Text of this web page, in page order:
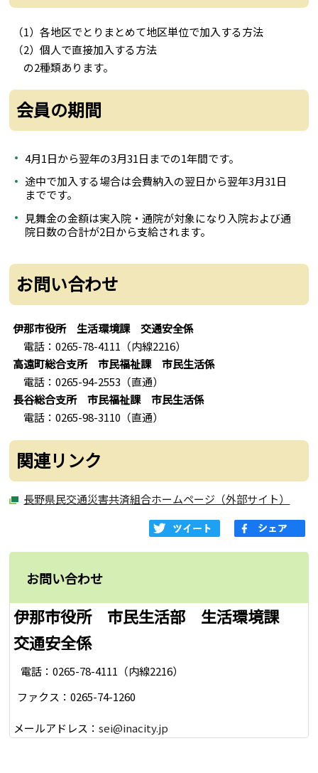
（1）各地区でとりまとめて地区単位で加入する方法
（2）個人で直接加入する方法
の2種類あります。
会員の期間
4月1日から翌年の3月31日までの1年間です。
途中で加入する場合は会費納入の翌日から翌年3月31日
までです。
見舞金の金額は実入院・通院が対象になり入院および通
院日数の合計が2日から支給されます。
お問い合わせ
伊那市役所 生活環境課 交通安全係
電話：0265-78-4111（内線2216）
高遠町総合支所 市民福祉課 市民生活係
電話：0265-94-2553（直通）
長谷総合支所 市民福祉課 市民生活係
電話：0265-98-3110（直通）
関連リンク
長野県民交通災害共済組合ホームページ（外部サイト）
お問い合わせ
伊那市役所 市民生活部 生活環境課
交通安全係
電話：0265-78-4111（内線2216）
ファクス：0265-74-1260
メールアドレス：sei@inacity.jp